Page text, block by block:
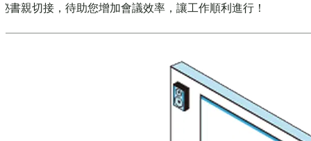
書親切接，待助您增加會議效率，讓工作順利進行！